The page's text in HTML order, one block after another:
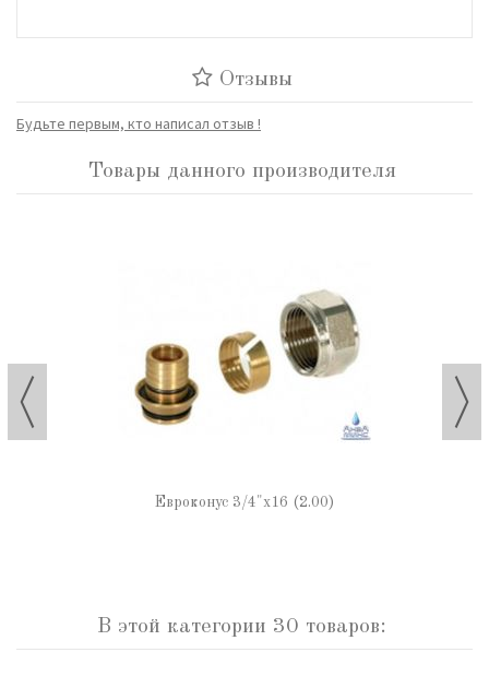
Отзывы
Будьте первым, кто написал отзыв !
Товары данного производителя
Евроконус 3/4"х16 (2.00)
В этой категории 30 товаров: